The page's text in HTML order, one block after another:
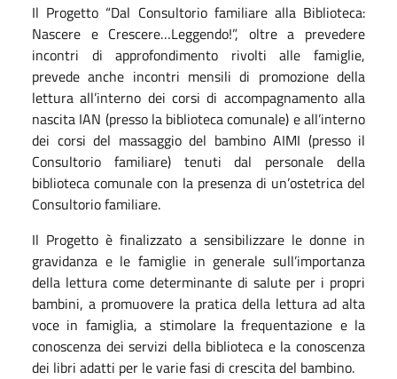
Il Progetto “Dal Consultorio familiare alla Biblioteca:
Nascere e Crescere…Leggendo!”, oltre a prevedere
incontri di approfondimento rivolti alle famiglie,
prevede anche incontri mensili di promozione della
lettura all’interno dei corsi di accompagnamento alla
nascita IAN (presso la biblioteca comunale) e all’interno
dei corsi del massaggio del bambino AIMI (presso il
Consultorio familiare) tenuti dal personale della
biblioteca comunale con la presenza di un’ostetrica del
Consultorio familiare.
Il Progetto è finalizzato a sensibilizzare le donne in
gravidanza e le famiglie in generale sull’importanza
della lettura come determinante di salute per i propri
bambini, a promuovere la pratica della lettura ad alta
voce in famiglia, a stimolare la frequentazione e la
conoscenza dei servizi della biblioteca e la conoscenza
dei libri adatti per le varie fasi di crescita del bambino.